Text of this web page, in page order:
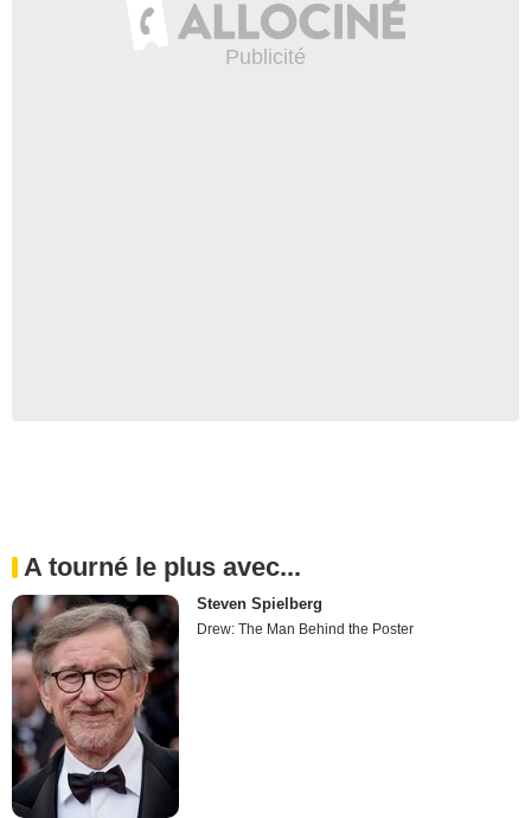
A tourné le plus avec...
Steven Spielberg
Drew: The Man Behind the Poster